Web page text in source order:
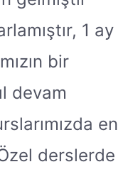
1 ay
bir
devam
en
derslerde